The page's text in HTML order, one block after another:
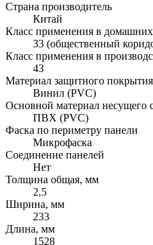
Страна производитель
Китай
Класс применения в
33 (общественный
Класс применения в
43
Материал защитного
Винил (PVC)
Основной материал несущего
ПВХ (PVC)
Фаска по периметру панели
Микрофаска
Соединение панелей
Нет
Толщина общая, мм
2,5
Ширина, мм
233
Длина, мм
1528